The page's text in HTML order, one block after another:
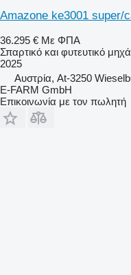
Amazone ke3001 super/
36.295 € Με ΦΠΑ
Σπαρτικό και φυτευτικό
2025
Αυστρία, At-3250
E-FARM GmbH
Επικοινωνία με τον πωλητή